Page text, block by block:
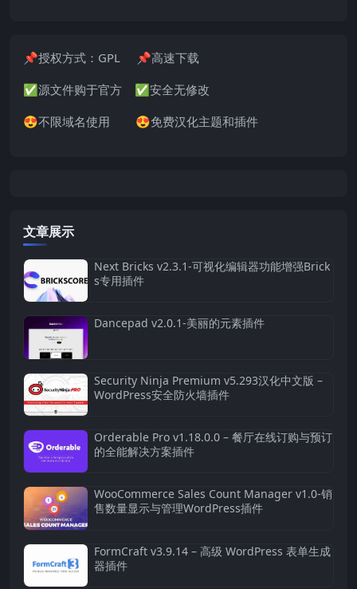
📌授权方式：GPL 📌高速下载
✅源文件购于官方 ✅安全无修改
😍不限域名使用 😍免费汉化主题和插件
文章展示
Next Bricks v2.3.1-可视化编辑器功能增强Brick
s专用插件
Dancepad v2.0.1-美丽的元素插件
Security Ninja Premium v5.293汉化中文版 –
WordPress安全防火墙插件
Orderable Pro v1.18.0.0 – 餐厅在线订购与预订
的全能解决方案插件
WooCommerce Sales Count Manager v1.0-销
售数量显示与管理WordPress插件
FormCraft v3.9.14 – 高级 WordPress 表单生成
器插件